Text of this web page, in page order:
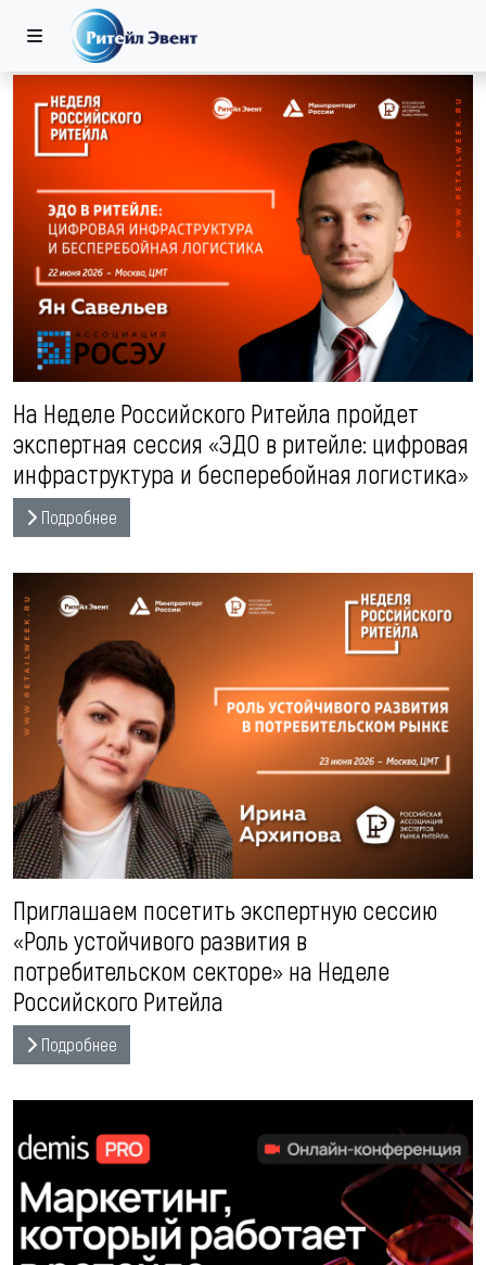
На Неделе Российского Ритейла пройдет
экспертная сессия «ЭДО в ритейле: цифровая
инфраструктура и бесперебойная логистика»
Подробнее
Приглашаем посетить экспертную сессию
«Роль устойчивого развития в
потребительском секторе» на Неделе
Российского Ритейла
Подробнее